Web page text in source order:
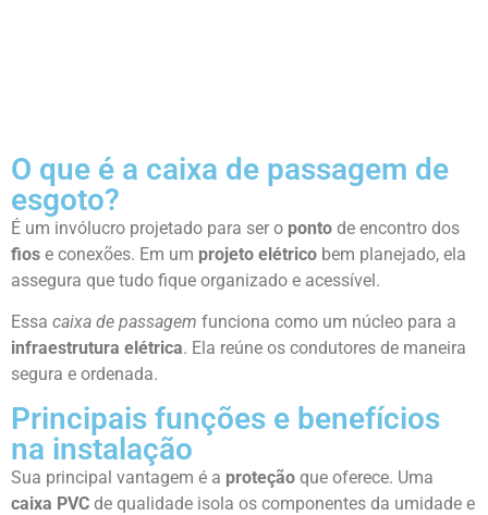
O que é a caixa de passagem de
esgoto?
É um invólucro projetado para ser o ponto de encontro dos
fios e conexões. Em um projeto elétrico bem planejado, ela
assegura que tudo fique organizado e acessível.
Essa caixa de passagem funciona como um núcleo para a
infraestrutura elétrica. Ela reúne os condutores de maneira
segura e ordenada.
Principais funções e benefícios
na instalação
Sua principal vantagem é a proteção que oferece. Uma
caixa PVC de qualidade isola os componentes da umidade e